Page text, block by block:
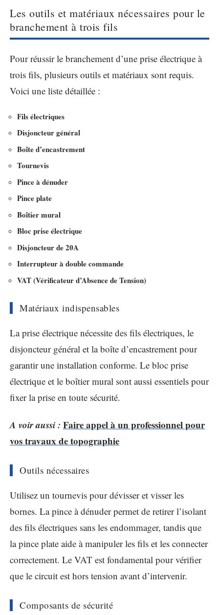
Les outils et matériaux nécessaires pour le
branchement à trois fils
Pour réussir le branchement d’une prise électrique à
trois fils, plusieurs outils et matériaux sont requis.
Voici une liste détaillée :
Fils électriques
Disjoncteur général
Boîte d’encastrement
Tournevis
Pince à dénuder
Pince plate
Boîtier mural
Bloc prise électrique
Disjoncteur de 20A
Interrupteur à double commande
VAT (Vérificateur d’Absence de Tension)
Matériaux indispensables
La prise électrique nécessite des fils électriques, le
disjoncteur général et la boîte d’encastrement pour
garantir une installation conforme. Le bloc prise
électrique et le boîtier mural sont aussi essentiels pour
fixer la prise en toute sécurité.
A voir aussi : Faire appel à un professionnel pour
vos travaux de topographie
Outils nécessaires
Utilisez un tournevis pour dévisser et visser les
bornes. La pince à dénuder permet de retirer l’isolant
des fils électriques sans les endommager, tandis que
la pince plate aide à manipuler les fils et les connecter
correctement. Le VAT est fondamental pour vérifier
que le circuit est hors tension avant d’intervenir.
Composants de sécurité